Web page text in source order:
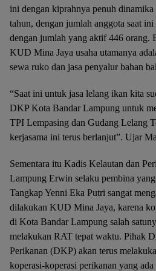
ini dengan kiprahnya penuh
tahun, dengan jumlah anggota saat
dengan jumlah yang aktif 446 orang.
KUD Mina Jaya usaha utamanya
sewa ruko dan jasa penyalur bahan
“Saat ini untuk jasa lelang ikan kita
DKP Kota Bandar Lampung untuk
TPI Lempasing dan Gudang Lelang
kerjasama ini terus berlanjut”. Ujar
Sementara itu Kadis Kelautan dan
Lampung Erwin selaku pembina
Tangkap Yenni Eka Putri sangat
dilakukan KUD Mina Jaya, karena
di Kota Bandar Lampung salah
melakukan RAT tepat waktu. Pihak
Perikanan (DKP) akan terus
koperasi-koperasi perikanan yang